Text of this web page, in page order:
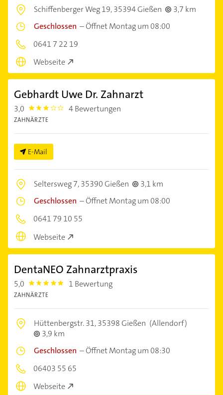
Schiffenberger Weg 19,35394 Gießen
3,7 km
Geschlossen –Öffnet Montag um 08:00
0641 7 22 19
Webseite
Gebhardt Uwe Dr. Zahnarzt
3,0 3.0 4 Bewertungen
ZAHNÄRZTE
E-Mail
Seltersweg 7,35390 Gießen
3,1 km
Geschlossen –Öffnet Montag um 08:00
0641 79 10 55
Webseite
DentaNEO Zahnarztpraxis
5,0 5.0 1 Bewertung
ZAHNÄRZTE
Hüttenbergstr. 31,35398 Gießen (Allendorf)
3,9 km
Geschlossen –Öffnet Montag um 08:30
06403 55 65
Webseite